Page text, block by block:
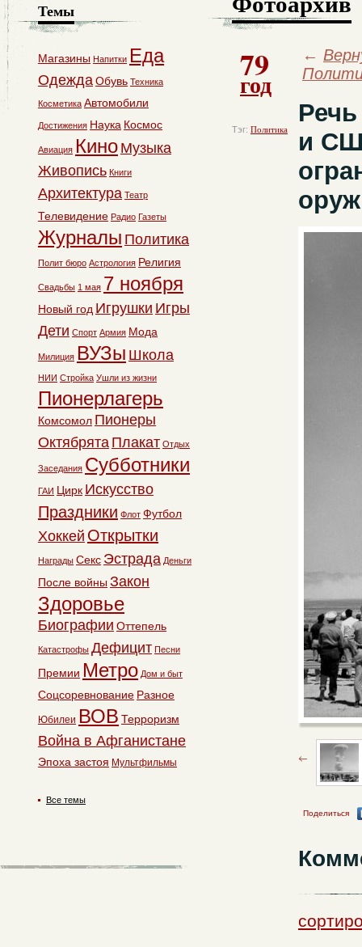
79
год
Тэг: Политика
←
и
Поделиться
Темы
Магазины Напитки Еда
ОдеждаОбувь Техника
Косметика Автомобили
Достижения Наука Космос
Авиация Кино Музыка
Живопись Книги
Архитектура Театр
Телевидение Радио Газеты
Журналы Политика
Полит бюро Астрология Религия
Свадьбы 1 мая 7 ноября
Новый год Игрушки Игры
Дети Спорт Армия Мода
Милиция ВУЗы Школа
НИИ Стройка Ушли из жизни
Пионерлагерь
Комсомол Пионеры
Октябрята Плакат Отдых
Заседания Субботники
ГАИ Цирк Искусство
Праздники Флот Футбол
Хоккей Открытки
Награды Секс Эстрада Деньги
После войны Закон
Здоровье
Биографии Оттепель
Катастрофы Дефицит Песни
Премии Метро Дом и быт
Соцсоревнование Разное
Юбилеи ВОВ Терроризм
Война в Афганистане
Эпоха застоя Мультфильмы
Все темы